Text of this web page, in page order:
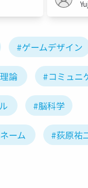
#ゲームデザイン
論 #コミュニ
#脳科学
ーム #荻原祐